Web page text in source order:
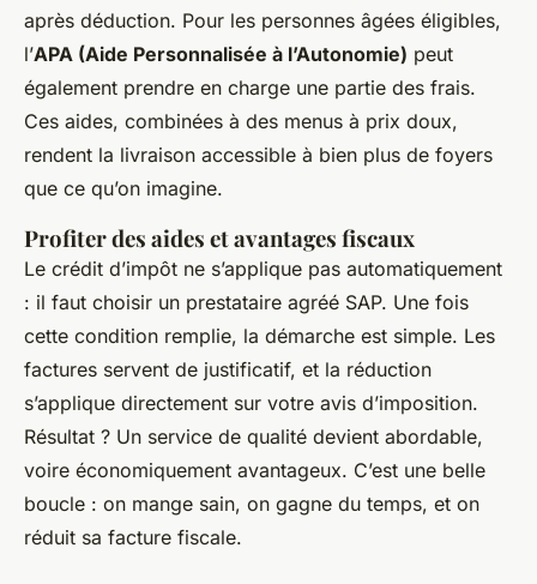
après déduction. Pour les personnes âgées éligibles,
l’APA (Aide Personnalisée à l’Autonomie) peut
également prendre en charge une partie des frais.
Ces aides, combinées à des menus à prix doux,
rendent la livraison accessible à bien plus de foyers
que ce qu’on imagine.
Profiter des aides et avantages fiscaux
Le crédit d’impôt ne s’applique pas automatiquement
: il faut choisir un prestataire agréé SAP. Une fois
cette condition remplie, la démarche est simple. Les
factures servent de justificatif, et la réduction
s’applique directement sur votre avis d’imposition.
Résultat ? Un service de qualité devient abordable,
voire économiquement avantageux. C’est une belle
boucle : on mange sain, on gagne du temps, et on
réduit sa facture fiscale.